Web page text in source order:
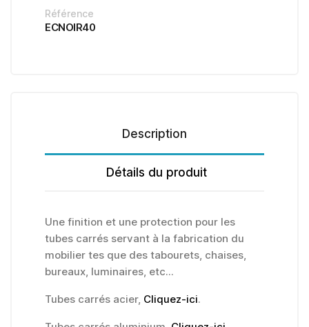
Référence
ECNOIR40
Description
Détails du produit
Une finition et une protection pour les
tubes carrés servant à la fabrication du
mobilier tes que des tabourets, chaises,
bureaux, luminaires, etc...
Tubes carrés acier, Cliquez-ici.